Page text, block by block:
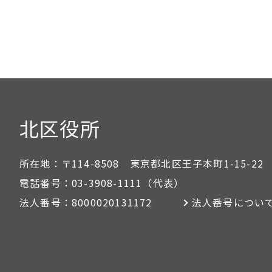
北区役所
所在地： 〒114-8508 東京都北区王子本町1-15-22
電話番号： 03-3908-1111 （代表）
法人番号： 8000020131172 法人番号につい